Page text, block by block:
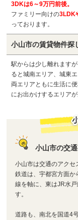
3DKは6～9万円前後。
ファミリー向けの3LDK
っております。
小山市の賃貸物件探
駅からは少し離れます
ると城南エリア、城東
両エリアともに生活に
にお出かけするエリアが
小山市の交
小山市は交通のアクセ
鉄道は、宇都宮方面
線を軸に、東はJR水
す。
道路も、南北を国道4